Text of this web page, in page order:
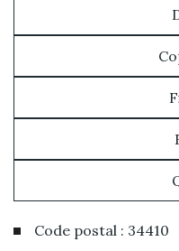
Code postal : 34410